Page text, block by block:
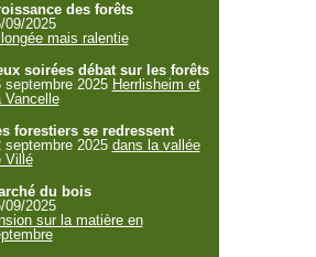
des forêts
09/2025
mais ralentie
soirées débat sur les forêts
septembre 2025 Herrlisheim et
Vancelle
forestiers se redressent
septembre 2025 dans la vallée
Villé
du bois
09/2025
sur la matière en